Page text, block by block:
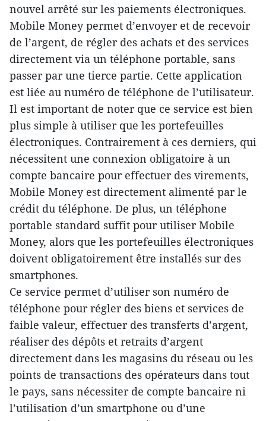
nouvel arrêté sur les paiements électroniques.
Mobile Money permet d’envoyer et de recevoir
de l’argent, de régler des achats et des services
directement via un téléphone portable, sans
passer par une tierce partie. Cette application
est liée au numéro de téléphone de l’utilisateur.
Il est important de noter que ce service est bien
plus simple à utiliser que les portefeuilles
électroniques. Contrairement à ces derniers, qui
nécessitent une connexion obligatoire à un
compte bancaire pour effectuer des virements,
Mobile Money est directement alimenté par le
crédit du téléphone. De plus, un téléphone
portable standard suffit pour utiliser Mobile
Money, alors que les portefeuilles électroniques
doivent obligatoirement être installés sur des
smartphones.
Ce service permet d’utiliser son numéro de
téléphone pour régler des biens et services de
faible valeur, effectuer des transferts d’argent,
réaliser des dépôts et retraits d’argent
directement dans les magasins du réseau ou les
points de transactions des opérateurs dans tout
le pays, sans nécessiter de compte bancaire ni
l’utilisation d’un smartphone ou d’une